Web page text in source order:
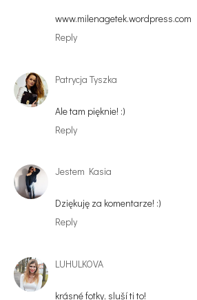
www.milenagetek.wordpress.com
Reply
Patrycja Tyszka
Ale tam pięknie! :)
Reply
Jestem Kasia
Dziękuję za komentarze! :)
Reply
LUHULKOVA
krásné fotky, sluší ti to!